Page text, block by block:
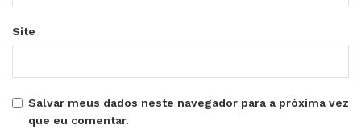
Site
Salvar meus dados neste navegador para a próxima vez
que eu comentar.